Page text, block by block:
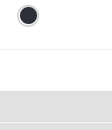
コンパクト設
径が小さいので、調理中
ーブンのサイズを気にす